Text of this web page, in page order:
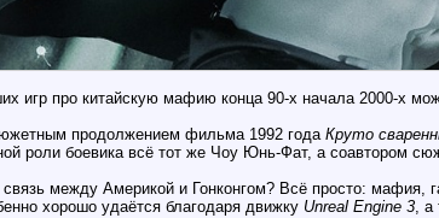
игр про китайскую мафию конца 90-х начала 2000-х
продолжением фильма 1992 года Круто
роли боевика всё тот же Чоу Юнь-Фат, а соавтором
связь между Америкой и Гонконгом? Всё просто:
хорошо удаётся благодаря движку Unreal Engine 3, а